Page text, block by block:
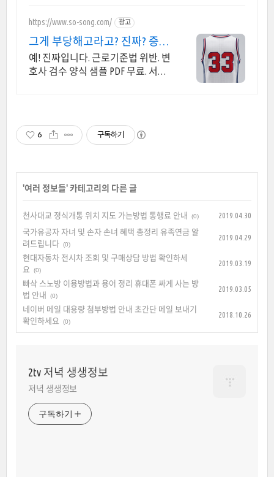
https://www.so-song.com/ 광고
그게 부당해고라고? 진짜? 증거
신청 11만 소장 33만
예! 진짜입니다. 근로기준법 위반. 변
호사 검수 양식 샘플 PDF 무료. 서면
6 구독하기
'여러 정보들' 카테고리의 다른 글
천사대교 정식개통 위치 지도 가는방법 통행료 안내 (0)
2019.04.30
국가유공자 자녀 및 손자 손녀 혜택 총정리 유족연금 알
려드립니다 (0)
2019.04.29
현대자동차 전시차 조회 및 구매상담 방법 확인하세
요
(0)
2019.03.19
빠삭 스노방 이용방법과 용어 정리 휴대폰 싸게 사는 방
법 안내
(0)
2019.03.05
네이버 메일 대용량 첨부방법 안내 초간단 메일 보내기
확인하세요
(0)
2018.10.26
2tv 저녁 생생정보
저녁 생생정보
구독하기